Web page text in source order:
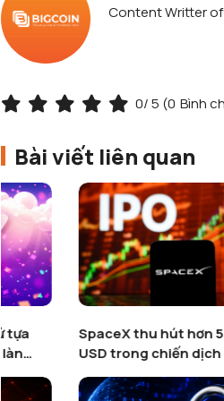
Content Writter
0/ 5 (0 Bình
Bài viết liên quan
SpaceX thu hút hơn 557 triệu
USD trong chiến dịch IPO
token hoá trên Binance